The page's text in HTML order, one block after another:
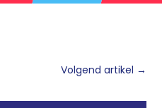
Volgend artikel →